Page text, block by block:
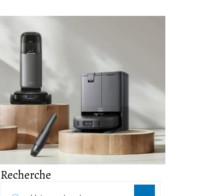
Recherche